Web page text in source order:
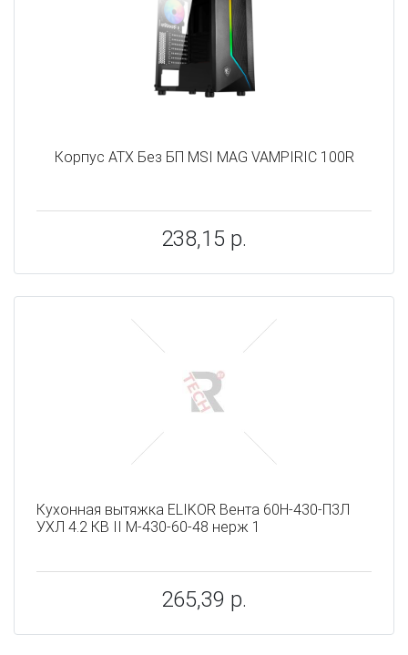
Корпус ATX Без БП MSI MAG VAMPIRIC 100R
238,15 р.
Кухонная вытяжка ELIKOR Вента 60Н-430-П3Л
УХЛ 4.2 КВ II М-430-60-48 нерж 1
265,39 р.